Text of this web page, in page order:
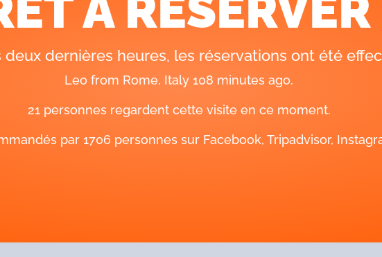
21 personnes regardent cette visite en ce moment.
par 1706 personnes sur Facebook, Tripadvisor,